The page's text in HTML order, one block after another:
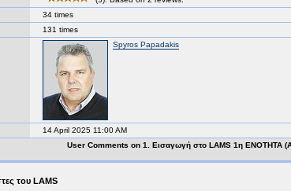
34 times
131 times
Spyros Papadakis
14 April 2025 11:00 AM
User Comments on 1. Εισαγωγή στο LAMS 1η ΕΝΟΤΗΤΑ
του LAMS